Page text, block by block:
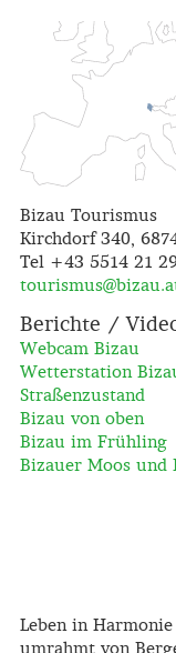
Bizau Tourismus
Kirchdorf 340,
Tel +43 5514 21
tourismus@
Berichte /
Webcam Bizau
Wetterstation
Straßenzustand
Bizau von oben
Bizau im Frühling
Bizauer Moos und
Leben in
umrahmt von